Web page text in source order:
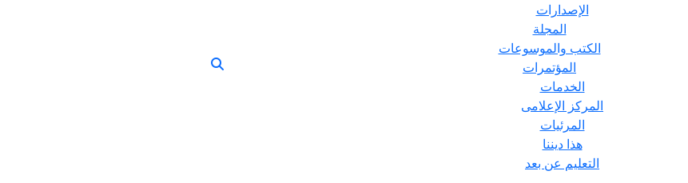
الإصدارات
المجلة
الكتب والموسوعات
المؤتمرات
الخدمات
المركز الإعلامى
المرئيات
هذا ديننا
التعليم عن بعد